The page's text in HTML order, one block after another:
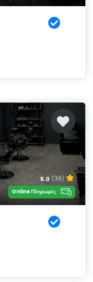
5.0 (39)
Online Πληρωμές